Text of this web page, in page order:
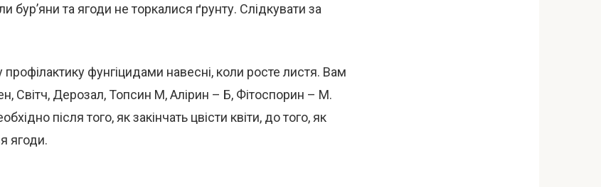
бур’яни та ягоди не торкалися ґрунту. Слідкувати за
фунгіцидами навесні, коли росте листя. Вам
Світч, Дерозал, Топсин М, Алірин – Б, Фітоспорин – М.
після того, як закінчать цвісти квіти, до того, як
ягоди.